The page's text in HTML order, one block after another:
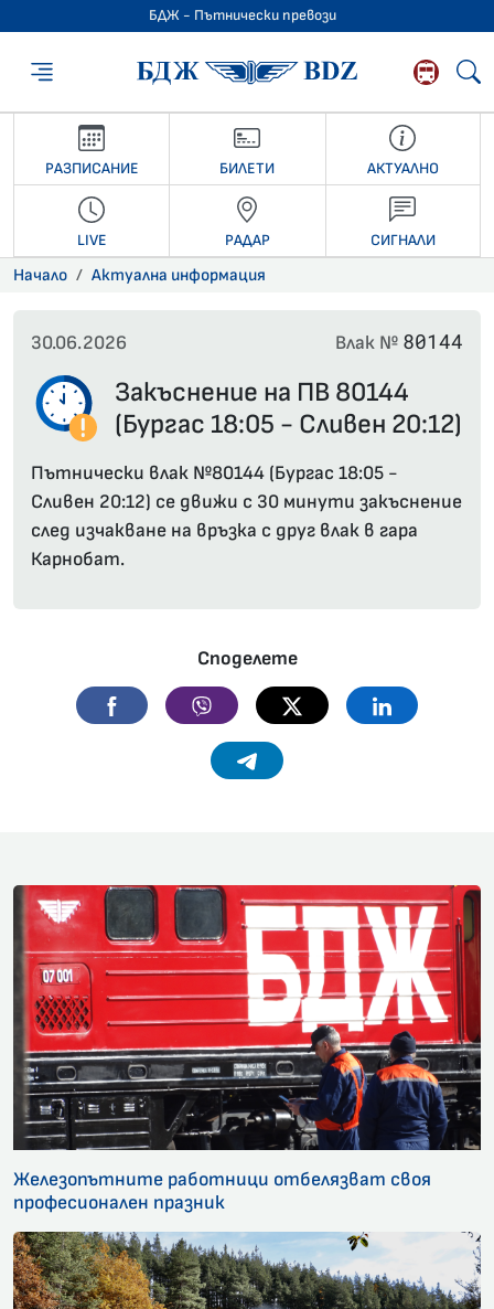
БДЖ - Пътнически превози
БДЖ -
РАЗПИСАНИЕ БИЛЕТИ АКТУАЛНО
LIVE РАДАР СИГНАЛИ
Начало Актуална информация
30.06.2026 Влак № 80144
Закъснение на ПВ 80144
(Бургас 18:05 - Сливен 20:12)
Пътнически влак №80144 (Бургас 18:05 -
Сливен 20:12) се движи с 30 минути закъснение
след изчакване на връзка с друг влак в гара
Карнобат.
Споделете
Facebook Viber Twitter Linkedin
Telegram
Железопътните работници отбелязват своя
професионален празник